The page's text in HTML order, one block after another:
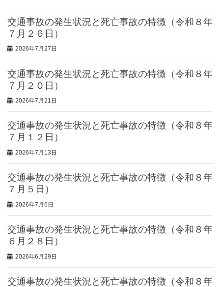
交通事故の発生状況と死亡事故の特徴（令和８年
７月２６日）
2026年7月27日
交通事故の発生状況と死亡事故の特徴（令和８年
７月２０日）
2026年7月21日
交通事故の発生状況と死亡事故の特徴（令和８年
７月１２日）
2026年7月13日
交通事故の発生状況と死亡事故の特徴（令和８年
７月５日）
2026年7月6日
交通事故の発生状況と死亡事故の特徴（令和８年
６月２８日）
2026年6月29日
交通事故の発生状況と死亡事故の特徴（令和８年